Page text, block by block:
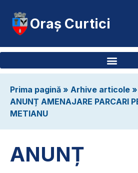
Oraș Curtici
Prima pagină » Arhive articole »
ANUNȚ AMENAJARE PARCARI
METIANU
ANUNȚ